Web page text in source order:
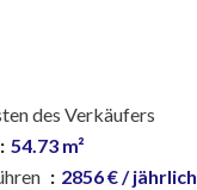
des Verkäufers
54.73 m²
2856 € / jährlich